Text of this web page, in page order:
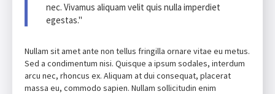
nec. Vivamus aliquam velit quis nulla imperdiet
egestas."
Nullam sit amet ante non tellus fringilla ornare vitae eu metus.
Sed a condimentum nisi. Quisque a ipsum sodales, interdum
arcu nec, rhoncus ex. Aliquam at dui consequat, placerat
massa eu, commodo sapien. Nullam sollicitudin enim